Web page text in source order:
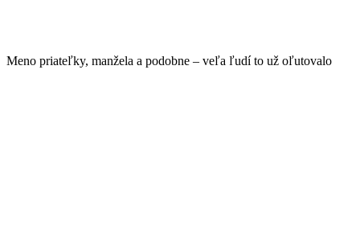
Meno priateľky, manžela a podobne – veľa ľudí to už oľutovalo